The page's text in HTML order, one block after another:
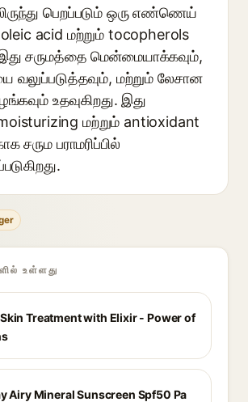
பெறப்படும் ஒரு எண்ணெய்
acid மற்றும் tocopherols
சருமத்தை மென்மையாக்கவும்,
வலுப்படுத்தவும், மற்றும் லேசான
உதவுகிறது. இது
மற்றும் antioxidant
சரும பராமரிப்பில்
உள்ளது
Treatment with Elixir - Power of
Airy Mineral Sunscreen Spf50 Pa